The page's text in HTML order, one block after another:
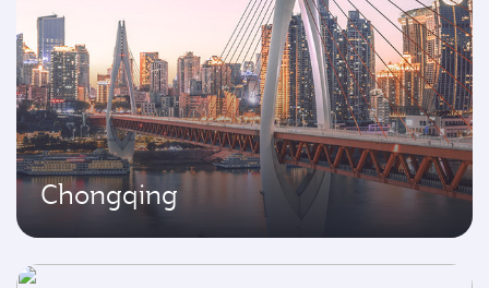
Chongqing